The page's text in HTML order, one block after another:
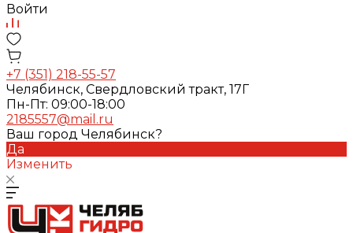
Войти
+7 (351) 218-55-57
Челябинск, Свердловский тракт, 17Г
Пн-Пт: 09:00-18:00
2185557@mail.ru
Ваш город Челябинск?
Да
Изменить